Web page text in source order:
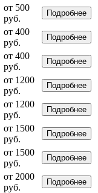
от 500
руб.
Подробнее
от 400
руб.
Подробнее
от 400
руб.
Подробнее
от 1200
руб.
Подробнее
от 1200
руб.
Подробнее
от 1500
руб.
Подробнее
от 1500
руб.
Подробнее
от 2000
руб.
Подробнее